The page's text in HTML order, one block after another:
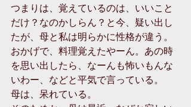
つまりは、覚えているのは、いいこと
だけ？なのかしらん？と今、疑い出し
たが、母と私は明らかに性格が違う。
おかげで、料理覚えたやーん。あの時
を思い出したら、なーんも怖いもんな
いわー、などと平気で言っている。
母は、呆れている。